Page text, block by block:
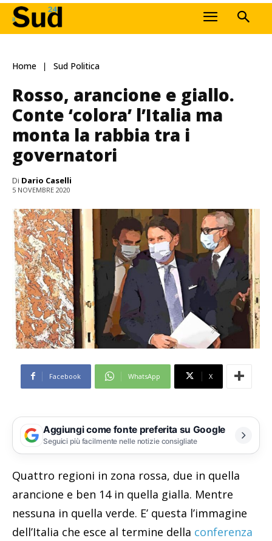
Home Sud Politica
Rosso, arancione e giallo.
Conte ‘colora’ l’Italia ma
monta la rabbia tra i
governatori
Di Dario Caselli
5 NOVEMBRE 2020
Facebook WhatsApp X
Aggiungi come fonte preferita su Google
Seguici più facilmente nelle notizie consigliate
Quattro regioni in zona rossa, due in quella
arancione e ben 14 in quella gialla. Mentre
nessuna in quella verde. E’ questa l’immagine
dell’Italia che esce al termine della conferenza